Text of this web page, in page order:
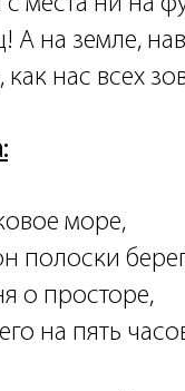
А на земле,
нас всех
море,
полоски
о просторе,
на пять